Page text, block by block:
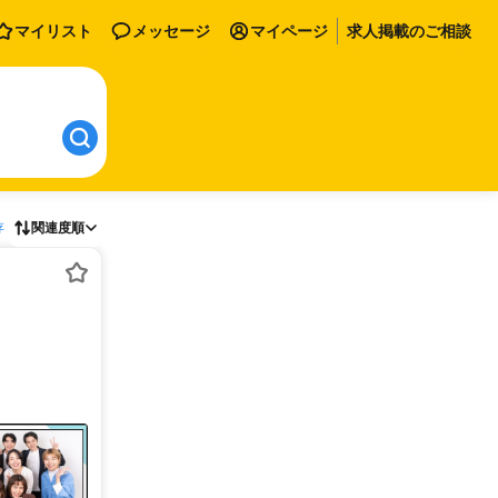
マイリスト メッセージ マイページ 求人掲載のご相談
関連度順